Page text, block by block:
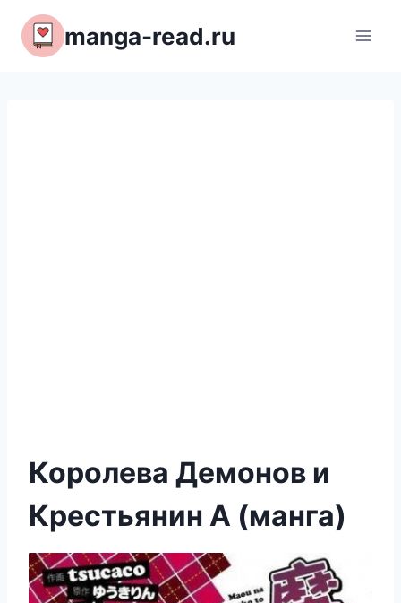
Перейти
содержимому
manga-read.ru
Королева Демонов и
Крестьянин А (манга)